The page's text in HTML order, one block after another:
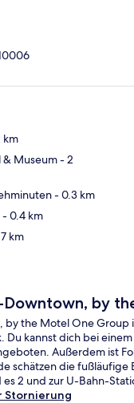
km
& Museum- 2
- 0.3 km
- 0.4 km
km
Downtown, by
the Motel One
Du kannst dich bei
Außerdem ist
schätzen die
2 und zur U-Bahn-
Stornierung